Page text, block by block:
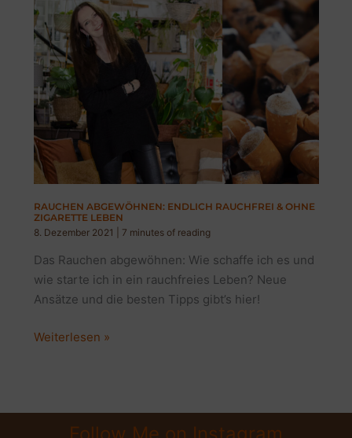
RAUCHEN ABGEWÖHNEN: ENDLICH RAUCHFREI & OHNE
ZIGARETTE LEBEN
8. Dezember 2021
7 minutes of reading
Das Rauchen abgewöhnen: Wie schaffe ich es und
wie starte ich in ein rauchfreies Leben? Neue
Ansätze und die besten Tipps gibt’s hier!
Rauchen
&
Weiterlesen »